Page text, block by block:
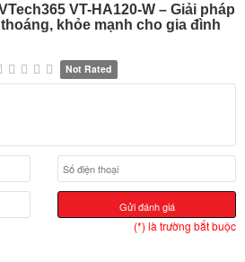
VT-HA120-W – Giải pháp
khỏe mạnh cho gia đình
Not Rated
Gửi đánh giá
(*) là trường bắt buộc